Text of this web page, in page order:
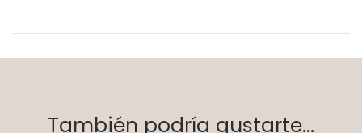
También podría gustarte...